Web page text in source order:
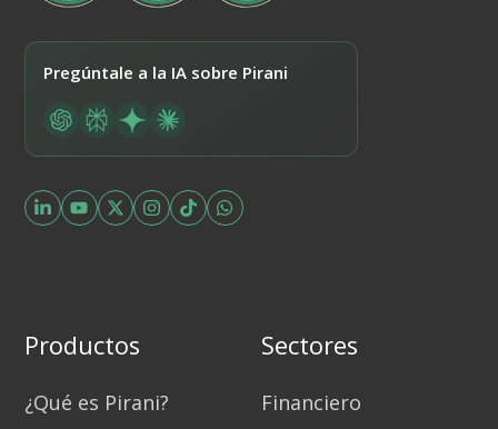
Pregúntale a la IA sobre Pirani
Productos
¿Qué es Pirani?
Sectores
Financiero